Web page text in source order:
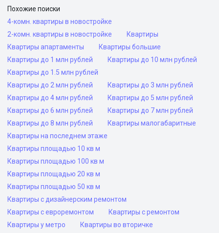
Похожие поиски
4-комн. квартиры в новостройке
2-комн. квартиры в новостройке
Квартиры
Квартиры апартаменты
Квартиры большие
Квартиры до 1 млн рублей
Квартиры до 10 млн рублей
Квартиры до 1.5 млн рублей
Квартиры до 2 млн рублей
Квартиры до 3 млн рублей
Квартиры до 4 млн рублей
Квартиры до 5 млн рублей
Квартиры до 6 млн рублей
Квартиры до 7 млн рублей
Квартиры до 8 млн рублей
Квартиры малогабаритные
Квартиры на последнем этаже
Квартиры площадью 10 кв м
Квартиры площадью 100 кв м
Квартиры площадью 20 кв м
Квартиры площадью 50 кв м
Квартиры с дизайнерским ремонтом
Квартиры с евроремонтом
Квартиры с ремонтом
Квартиры у метро
Квартиры во вторичке